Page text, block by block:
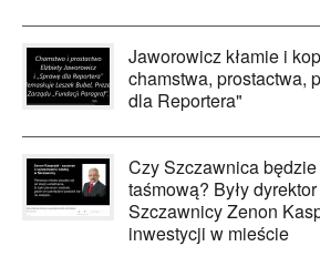
Jaworowicz kłamie i
chamstwa, prostactwa,
dla Reportera"
Czy Szczawnica
taśmową? Były
Szczawnicy Zenon
inwestycji w mieście